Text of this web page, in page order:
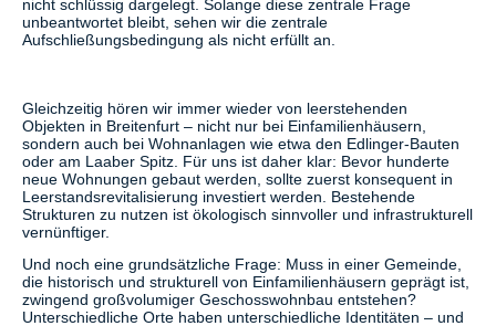
nicht schlüssig dargelegt. Solange diese zentrale Frage
unbeantwortet bleibt, sehen wir die zentrale
Aufschließungsbedingung als nicht erfüllt an.
Gleichzeitig hören wir immer wieder von leerstehenden
Objekten in Breitenfurt – nicht nur bei Einfamilienhäusern,
sondern auch bei Wohnanlagen wie etwa den Edlinger-Bauten
oder am Laaber Spitz. Für uns ist daher klar: Bevor hunderte
neue Wohnungen gebaut werden, sollte zuerst konsequent in
Leerstandsrevitalisierung investiert werden. Bestehende
Strukturen zu nutzen ist ökologisch sinnvoller und infrastrukturell
vernünftiger.
Und noch eine grundsätzliche Frage: Muss in einer Gemeinde,
die historisch und strukturell von Einfamilienhäusern geprägt ist,
zwingend großvolumiger Geschosswohnbau entstehen?
Unterschiedliche Orte haben unterschiedliche Identitäten – und